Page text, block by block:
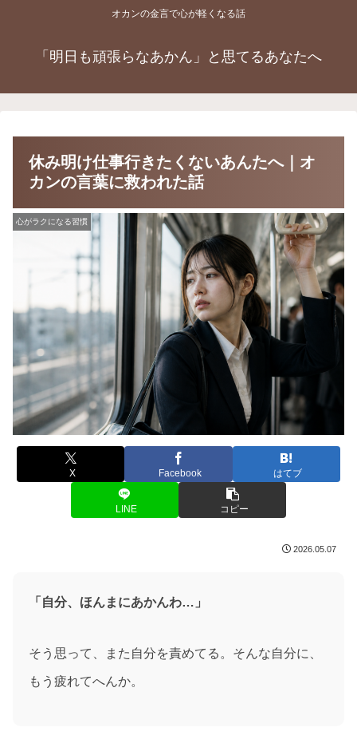
オカンの金言で心が軽くなる話
「明日も頑張らなあかん」と思てるあなたへ
休み明け仕事行きたくないあんたへ｜オ
カンの言葉に救われた話
心がラクになる習慣
X Facebook はてブ
LINE コピー
2026.05.07
「自分、ほんまにあかんわ…」
そう思って、また自分を責めてる。そんな自分に、
もう疲れてへんか。